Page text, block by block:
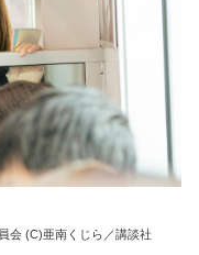
会 (C)亜南くじら／講談社